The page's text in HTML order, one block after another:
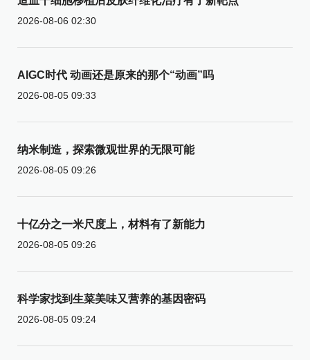
2026-08-06 02:30
AIGC时代 动画还是原来的那个“动画”吗
2026-08-05 09:33
纳米制造，探索微观世界的无限可能
2026-08-05 09:26
十亿分之一米尺度上，材料有了新能力
2026-08-05 09:26
科学家找到生菜美味又营养的基因密码
2026-08-05 09:24